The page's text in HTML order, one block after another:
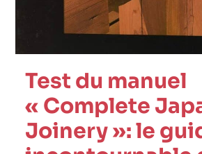
Test du manuel
« Complete
Joinery »: le